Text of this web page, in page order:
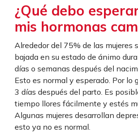
¿Qué debo
mis hormonas
Alrededor del 75% de las mujeres
bajada en su estado de ánimo
días o semanas después del
Esto es normal y esperado. Por lo
3 días después del parto. Es
tiempo llores fácilmente y estés
Algunas mujeres desarrollan
esto ya no es normal.